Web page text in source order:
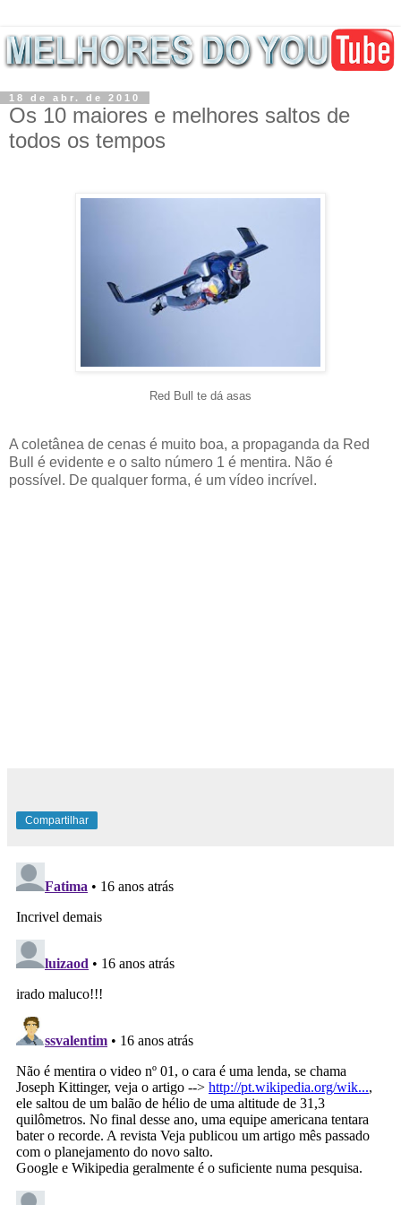
18 de abr. de 2010
Os 10 maiores e melhores saltos de
todos os tempos
Red Bull te dá asas
A coletânea de cenas é muito boa, a propaganda da Red
Bull é evidente e o salto número 1 é mentira. Não é
possível. De qualquer forma, é um vídeo incrível.
Compartilhar